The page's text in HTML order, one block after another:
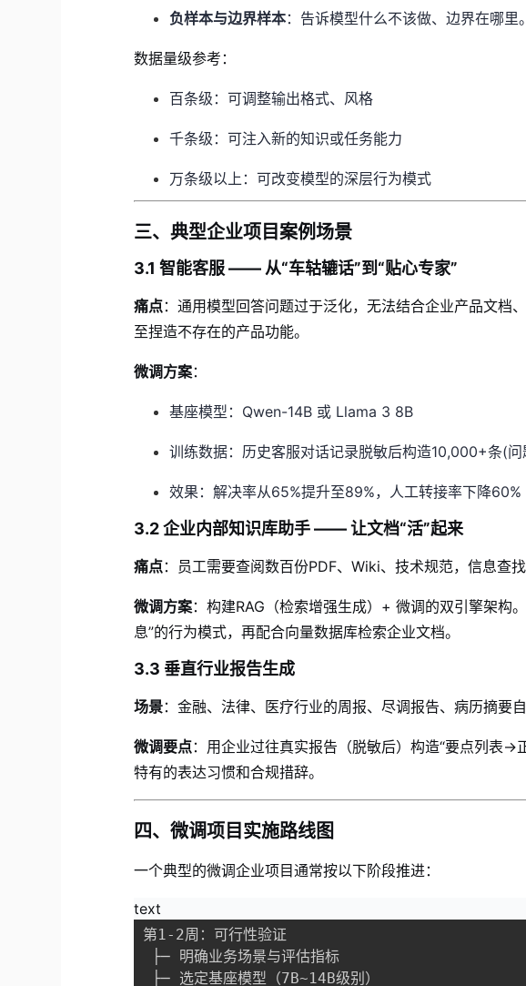
负样本与边界样本：告诉模型什么不该做、边界在哪里。
数据量级参考：
百条级：可调整输出格式、风格
千条级：可注入新的知识或任务能力
万条级以上：可改变模型的深层行为模式
三、典型企业项目案例场景
3.1 智能客服 —— 从“车轱辘话”到“贴心专家”
痛点：通用模型回答问题过于泛化，无法结合企业产品文档
至捏造不存在的产品功能。
微调方案：
基座模型：Qwen-14B 或 Llama 3 8B
训练数据：历史客服对话记录脱敏后构造10,000+条(
效果：解决率从65%提升至89%，人工转接率下降60%
3.2 企业内部知识库助手 —— 让文档“活”起来
痛点：员工需要查阅数百份PDF、Wiki、技术规范，信息查找
微调方案：构建RAG（检索增强生成）+ 微调的双引擎架构
息”的行为模式，再配合向量数据库检索企业文档。
3.3 垂直行业报告生成
场景：金融、法律、医疗行业的周报、尽调报告、病历摘要自
微调要点：用企业过往真实报告（脱敏后）构造“要点列表→
特有的表达习惯和合规措辞。
四、微调项目实施路线图
一个典型的微调企业项目通常按以下阶段推进：
text
第1-2周：可行性验证
├─ 明确业务场景与评估指标
├─ 选定基座模型（7B~14B级别）